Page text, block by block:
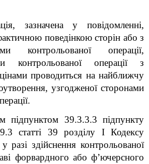
зазначена у повідомленні,
поведінкою сторін або з
контрольованої операції,
контрольованої операції з
проводиться на найближчу
узгодженої сторонами
підпунктом 39.3.3.3 підпункту
статті 39 розділу I Кодексу
разі здійснення контрольованої
форвардного або ф’ючерсного